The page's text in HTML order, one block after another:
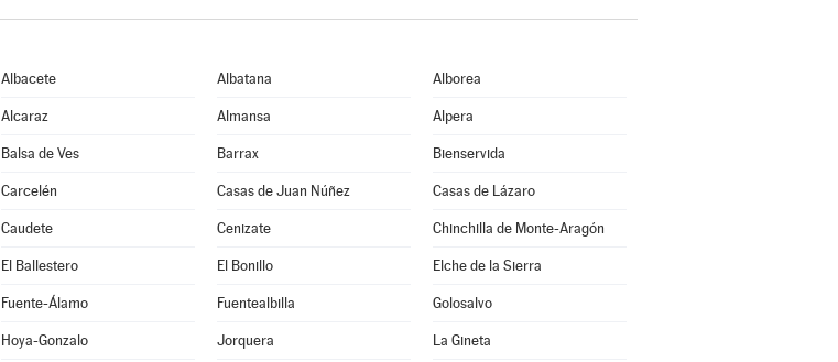
Albacete Albatana Alborea
Alcaraz Almansa Alpera
Balsa de Ves Barrax Bienservida
Carcelén Casas de Juan Núñez Casas de Lázaro
Caudete Cenizate Chinchilla de Monte-Aragón
El Ballestero El Bonillo Elche de la Sierra
Fuente-Álamo Fuentealbilla Golosalvo
Hoya-Gonzalo Jorquera La Gineta